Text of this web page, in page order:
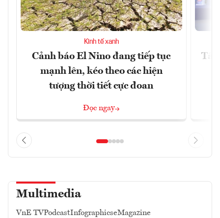
Kinh tế xanh
Cảnh báo El Nino đang tiếp tục
mạnh lên, kéo theo các hiện
tượng thời tiết cực đoan
Đọc ngay
Multimedia
VnE TVPodcastInfographicseMagazine